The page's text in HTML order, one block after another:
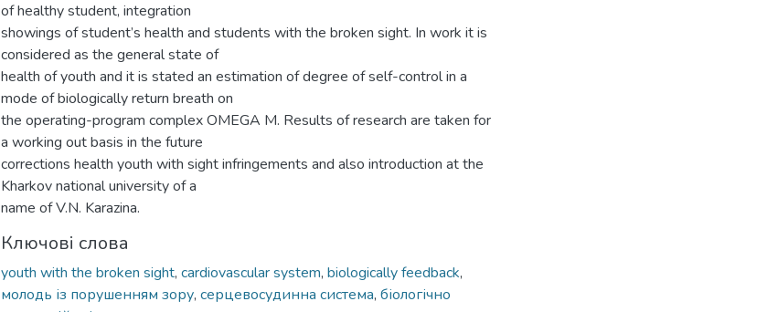
of healthy student, integration
showings of student’s health and students with the broken sight. In work it is
considered as the general state of
health of youth and it is stated an estimation of degree of self-control in a
mode of biologically return breath on
the operating-program complex OMEGA M. Results of research are taken for
a working out basis in the future
corrections health youth with sight infringements and also introduction at the
Kharkov national university of a
name of V.N. Karazina.
Ключові слова
youth with the broken sight, cardiovascular system, biologically feedback,
молодь із порушенням зору, серцевосудинна система, біологічно